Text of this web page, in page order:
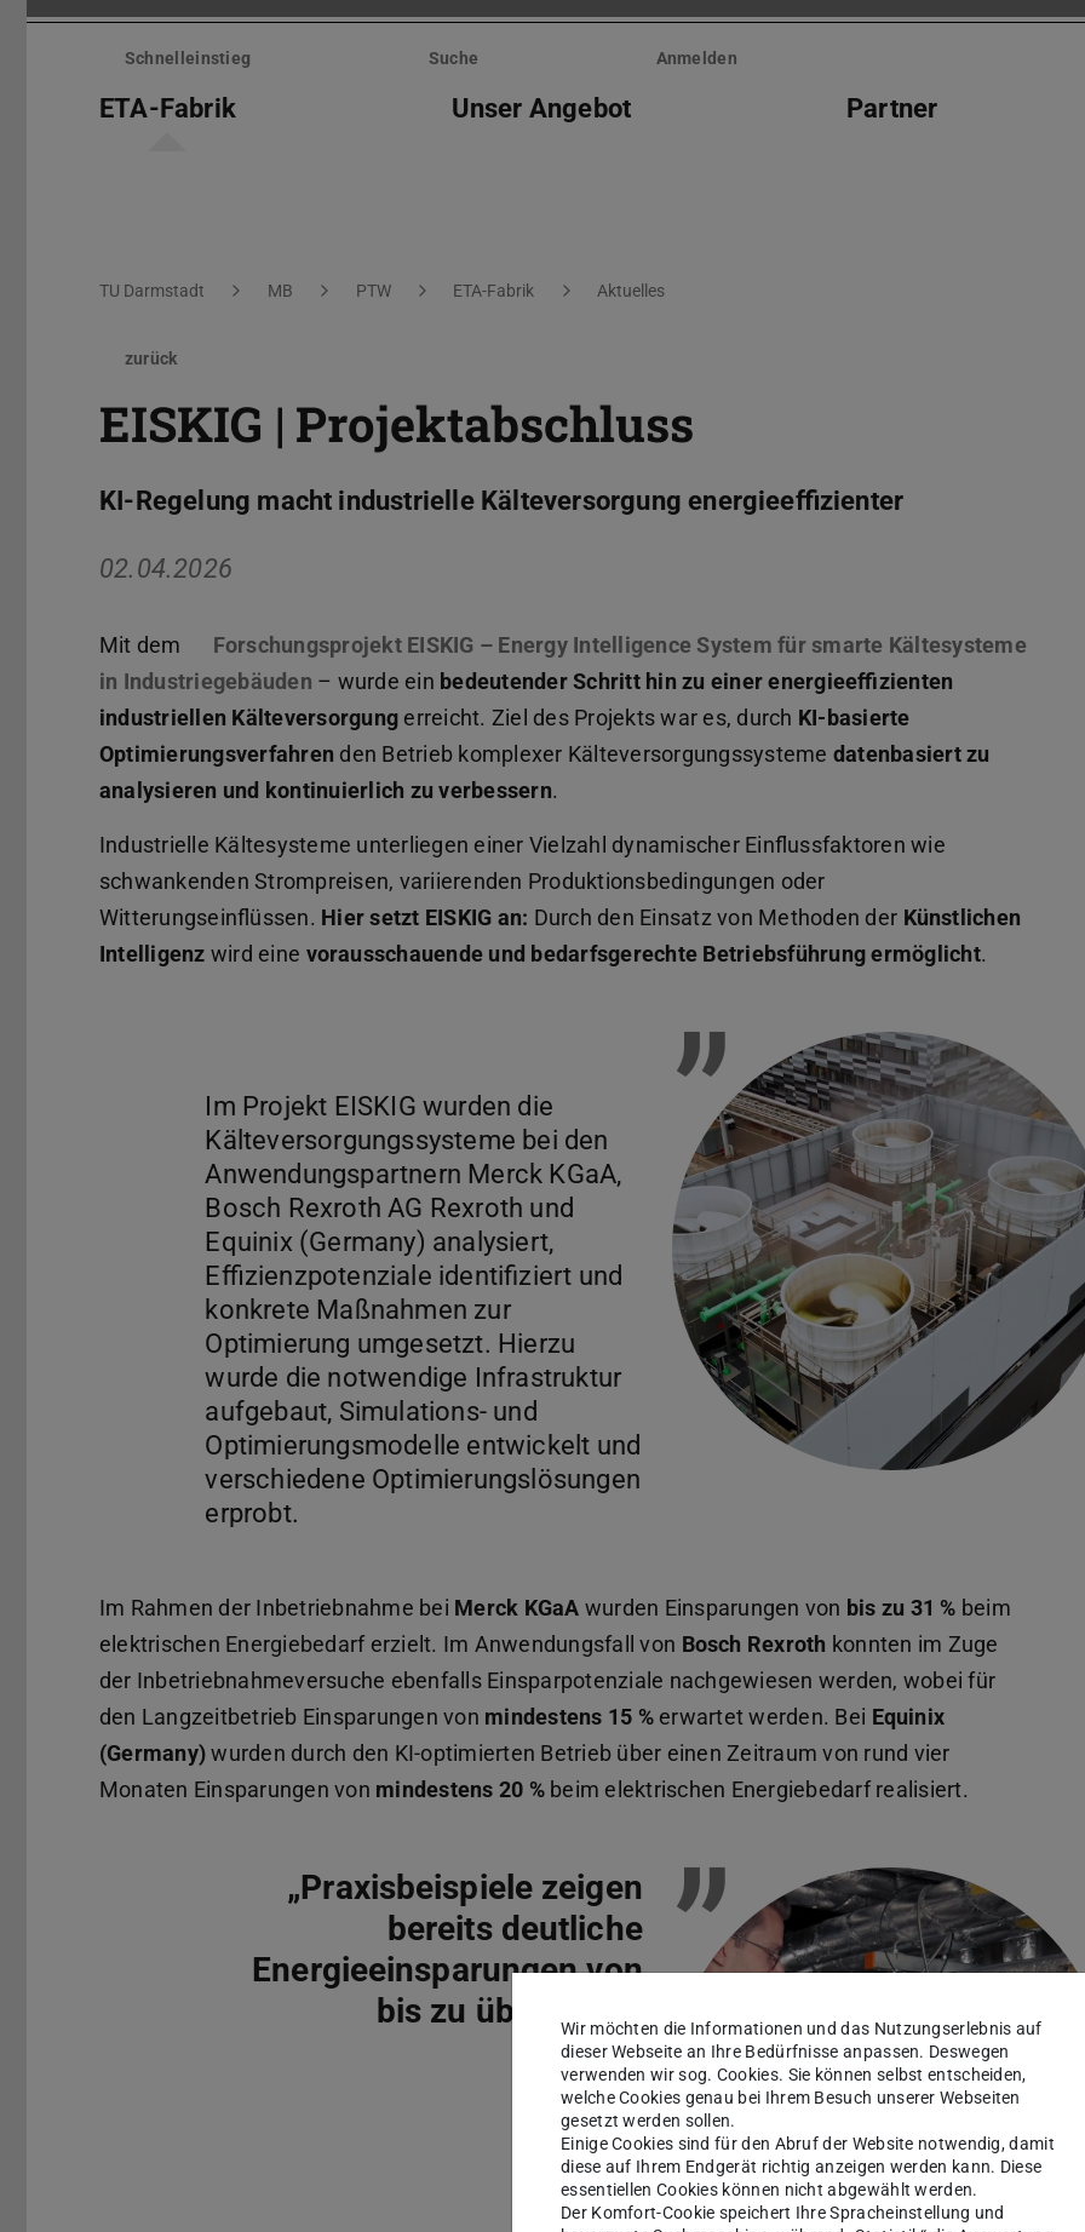
Menü
überspringenSchnelleinstieg Suche Anmelden
ETA-Fabrik Unser Angebot Partner
Sie befinden sich hier:
TU Darmstadt MB PTW ETA-Fabrik Aktuelles
zurück
EISKIG | Projektabschluss
KI-Regelung macht industrielle Kälteversorgung energieeffizienter
02.04.2026
Mit dem
Forschungsprojekt EISKIG – Energy Intelligence System für smarte Kältesysteme
in Industriegebäuden – wurde ein bedeutender Schritt hin zu einer energieeffizienten
industriellen Kälteversorgung erreicht. Ziel des Projekts war es, durch KI-basierte
Optimierungsverfahren den Betrieb komplexer Kälteversorgungssysteme datenbasiert zu
analysieren und kontinuierlich zu verbessern.
Industrielle Kältesysteme unterliegen einer Vielzahl dynamischer Einflussfaktoren wie
schwankenden Strompreisen, variierenden Produktionsbedingungen oder
Witterungseinflüssen. Hier setzt EISKIG an: Durch den Einsatz von Methoden der Künstlichen
Intelligenz wird eine vorausschauende und bedarfsgerechte Betriebsführung ermöglicht.
Im Projekt EISKIG wurden die
Kälteversorgungssysteme bei den
Anwendungspartnern Merck KGaA,
Bosch Rexroth AG Rexroth und
Equinix (Germany) analysiert,
Effizienzpotenziale identifiziert und
konkrete Maßnahmen zur
Optimierung umgesetzt. Hierzu
wurde die notwendige Infrastruktur
aufgebaut, Simulations- und
Optimierungsmodelle entwickelt und
verschiedene Optimierungslösungen
”
Im Rahmen der Inbetriebnahme bei Merck KGaA wurden Einsparungen von bis zu 31 % beim
elektrischen Energiebedarf erzielt. Im Anwendungsfall von Bosch Rexroth konnten im Zuge
der Inbetriebnahmeversuche ebenfalls Einsparpotenziale nachgewiesen werden, wobei für
den Langzeitbetrieb Einsparungen von mindestens 15 % erwartet werden. Bei Equinix
(Germany)wurden durch den KI-optimierten Betrieb über einen Zeitraum von rund vier
Monaten Einsparungen von mindestens 20 % beim elektrischen Energiebedarf realisiert.
„Praxisbeispiele zeigen
bereits deutliche
Energieeinsparungen von
bis zu über 30 %.“
”
Wir möchten die Informationen und das Nutzungserlebnis auf
dieser Webseite an Ihre Bedürfnisse anpassen. Deswegen
verwenden wir sog. Cookies. Sie können selbst entscheiden,
welche Cookies genau bei Ihrem Besuch unserer Webseiten
gesetzt werden sollen.
Einige Cookies sind für den Abruf der Website notwendig, damit
diese auf Ihrem Endgerät richtig anzeigen werden kann. Diese
essentiellen Cookies können nicht abgewählt werden.
Der Komfort-Cookie speichert Ihre Spracheinstellung und